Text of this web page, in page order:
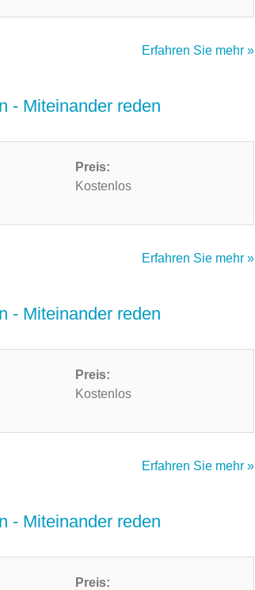
Erfahren Sie mehr »
- Miteinander reden
Preis:
Kostenlos
Erfahren Sie mehr »
- Miteinander reden
Preis:
Kostenlos
Erfahren Sie mehr »
- Miteinander reden
Preis: